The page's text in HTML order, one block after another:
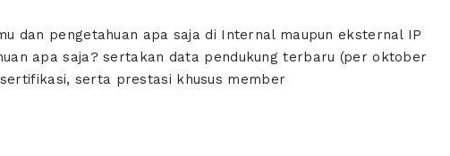
dan pengetahuan apa saja di Internal maupun eksternal IP
apa saja? sertakan data pendukung terbaru (per oktober
serta prestasi khusus member